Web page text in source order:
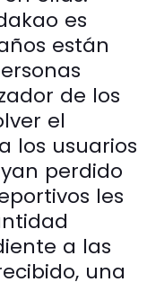
es
están
de los
el
los usuarios
perdido
les
a las
una